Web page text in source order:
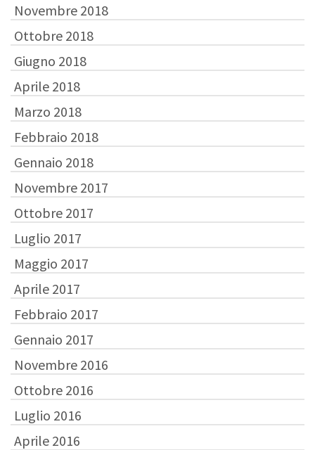
Novembre 2018
Ottobre 2018
Giugno 2018
Aprile 2018
Marzo 2018
Febbraio 2018
Gennaio 2018
Novembre 2017
Ottobre 2017
Luglio 2017
Maggio 2017
Aprile 2017
Febbraio 2017
Gennaio 2017
Novembre 2016
Ottobre 2016
Luglio 2016
Aprile 2016